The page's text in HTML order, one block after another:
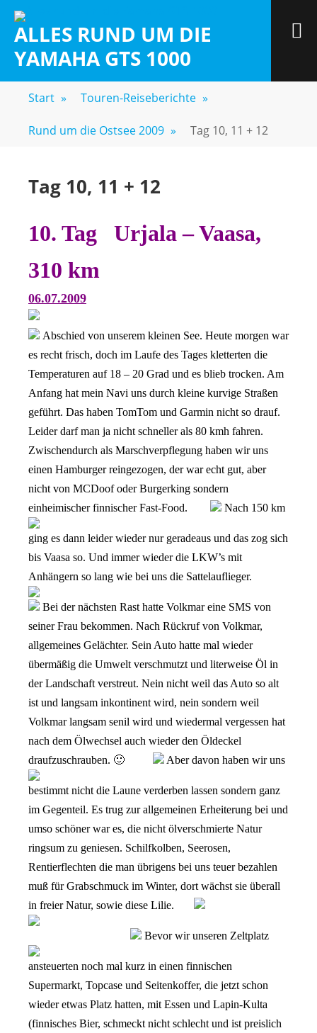
Zum
Inhalt
springen
ALLES RUND UM DIE
YAMAHA GTS 1000
Start » Touren-Reiseberichte »
Rund um die Ostsee 2009 » Tag 10, 11 + 12
Tag 10, 11 + 12
10. Tag Urjala – Vaasa,
310 km
06.07.2009
Abschied von unserem kleinen See. Heute morgen war
es recht frisch, doch im Laufe des Tages kletterten die
Temperaturen auf 18 – 20 Grad und es blieb trocken. Am
Anfang hat mein Navi uns durch kleine kurvige Straßen
geführt. Das haben TomTom und Garmin nicht so drauf.
Leider darf man ja nicht schneller als 80 kmh fahren.
Zwischendurch als Marschverpflegung haben wir uns
einen Hamburger reingezogen, der war echt gut, aber
nicht von MCDoof oder Burgerking sondern
einheimischer finnischer Fast-Food.
Nach 150 km
ging es dann leider wieder nur geradeaus und das zog sich
bis Vaasa so. Und immer wieder die LKW’s mit
Anhängern so lang wie bei uns die Sattelauflieger.
Bei der nächsten Rast hatte Volkmar eine SMS von
seiner Frau bekommen. Nach Rückruf von Volkmar,
allgemeines Gelächter. Sein Auto hatte mal wieder
übermäßig die Umwelt verschmutzt und literweise Öl in
der Landschaft verstreut. Nein nicht weil das Auto so alt
ist und langsam inkontinent wird, nein sondern weil
Volkmar langsam senil wird und wiedermal vergessen hat
nach dem Ölwechsel auch wieder den Öldeckel
draufzuschrauben. 🙂
Aber davon haben wir uns
bestimmt nicht die Laune verderben lassen sondern ganz
im Gegenteil. Es trug zur allgemeinen Erheiterung bei und
umso schöner war es, die nicht ölverschmierte Natur
ringsum zu geniesen. Schilfkolben, Seerosen,
Rentierflechten die man übrigens bei uns teuer bezahlen
muß für Grabschmuck im Winter, dort wächst sie überall
in freier Natur, sowie diese Lilie.
Bevor wir unseren Zeltplatz
ansteuerten noch mal kurz in einen finnischen
Supermarkt, Topcase und Seitenkoffer, die jetzt schon
wieder etwas Platz hatten, mit Essen und Lapin-Kulta
(finnisches Bier, schmeckt nicht schlecht und ist preislich